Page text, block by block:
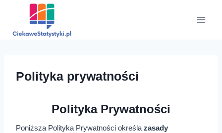
Polityka prywatności
Polityka Prywatności
Poniższa Polityka Prywatności określa zasady